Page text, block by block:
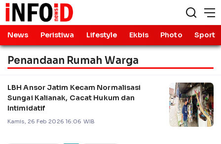
News Peristiwa Lifestyle Ekbis Photo Sport
Penandaan Rumah Warga
LBH Ansor Jatim Kecam Normalisasi
Sungai Kalianak, Cacat Hukum dan
Intimidatif
Kamis, 26 Feb 2026 16:06 WIB